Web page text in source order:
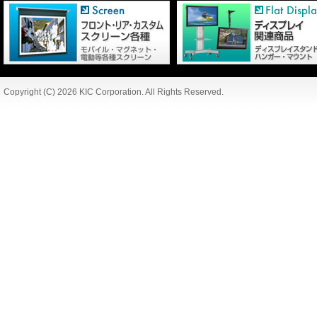
Copyright (C) 2026 KIC Corporation. All Rights Reserved.